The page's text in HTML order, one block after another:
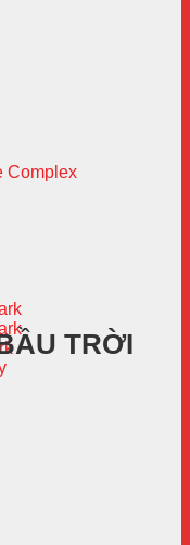
Complex
TRỜI